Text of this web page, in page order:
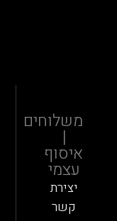
משלוחים
|
איסוף
עצמי
יצירת
קשר